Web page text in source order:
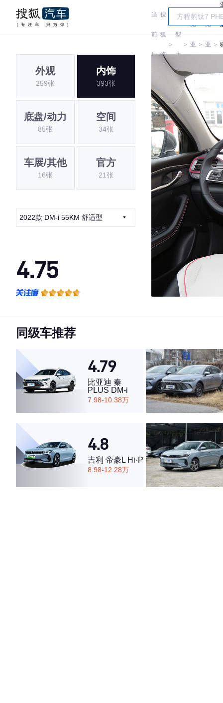
当
前
位
搜
狐
汽
＞
车
型
大
全
＞
比
亚 ＞
比
亚 ＞
外观
259张
内饰
393张
底盘/动力
85张
空间
34张
车展/其他
16张
官方
21张
2022款 DM-i 55KM 舒适型
4.75
·空间表现较为优秀，优于69%同级车
同级车推荐
4.79
比亚迪 秦
PLUS DM-i
7.98-10.38万
4.8
吉利 帝豪L Hi·P
8.98-12.28万